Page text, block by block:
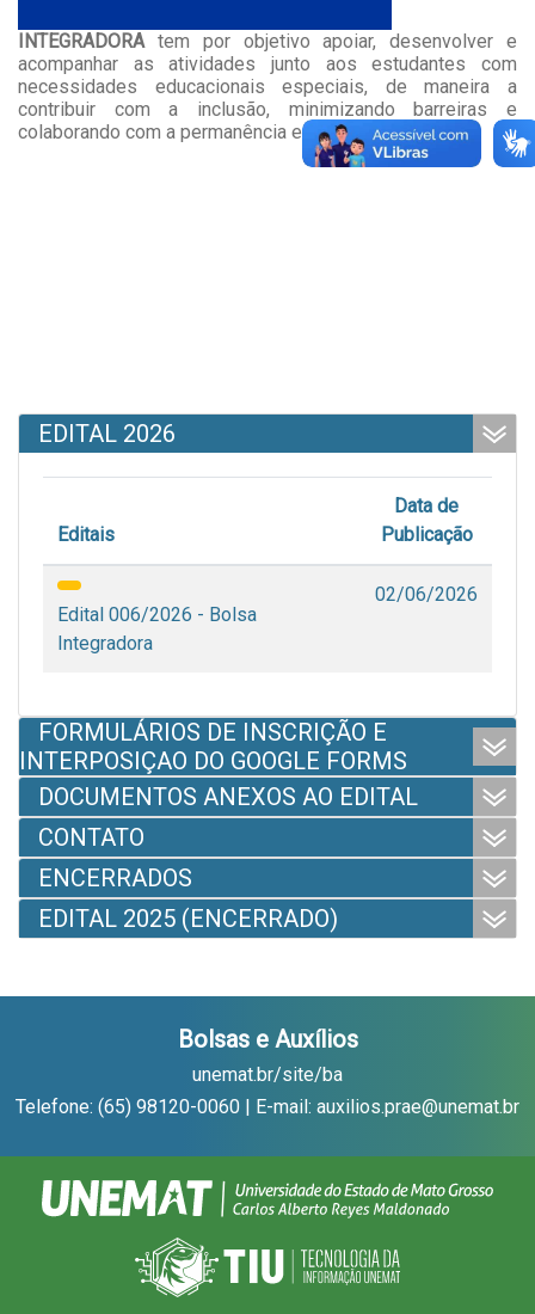
INTEGRADORAtem por objetivo apoiar, desenvolver e
acompanhar as atividades junto aos estudantes com
necessidades educacionais especiais, de maneira a
contribuir com a inclusão, minimizando barreiras e
colaborando com a permanência e êxito na formação.
EDITAL 2026
Editais
Data de
Publicação
Edital 006/2026 - Bolsa
Integradora
02/06/2026
FORMULÁRIOS DE INSCRIÇÃO E
INTERPOSIÇAO DO GOOGLE FORMS
DOCUMENTOS ANEXOS AO EDITAL
CONTATO
ENCERRADOS
EDITAL 2025 (ENCERRADO)
Bolsas e Auxílios
unemat.br/site/ba
Telefone: (65) 98120-0060 | E-mail: auxilios.prae@unemat.br